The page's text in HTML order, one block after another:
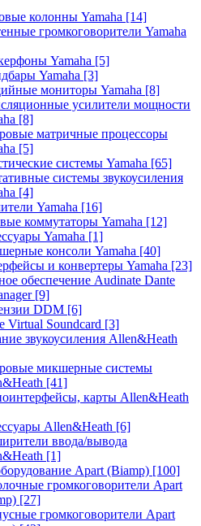
колонны Yamaha [14]
громкоговорители Yamaha
Yamaha [5]
Yamaha [3]
мониторы Yamaha [8]
усилители мощности
[8]
матричные процессоры
[5]
системы Yamaha [65]
системы звукоусиления
[4]
Yamaha [16]
коммутаторы Yamaha [12]
Yamaha [1]
консоли Yamaha [40]
и конвертеры Yamaha [23]
обеспечение Audinate Dante
[9]
DDM [6]
Virtual Soundcard [3]
звукоусиления Allen&Heath
микшерные системы
[41]
карты Allen&Heath
Allen&Heath [6]
ввода/вывода
[1]
Apart (Biamp) [100]
громкоговорители Apart
[27]
громкоговорители Apart